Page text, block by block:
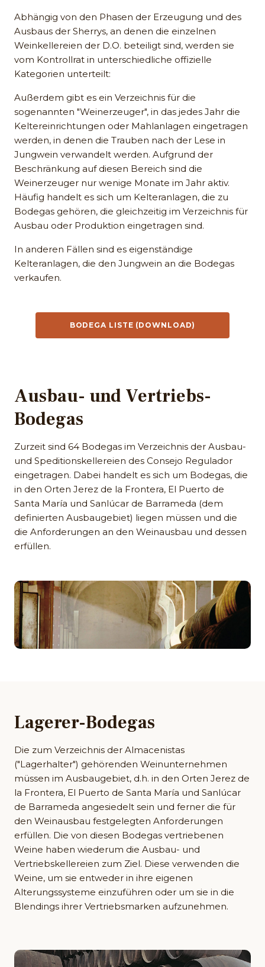
Abhängig von den Phasen der Erzeugung und des
Ausbaus der Sherrys, an denen die einzelnen
Weinkellereien der D.O. beteiligt sind, werden sie
vom Kontrollrat in unterschiedliche offizielle
Kategorien unterteilt:
Außerdem gibt es ein Verzeichnis für die
sogenannten "Weinerzeuger", in das jedes Jahr die
Keltereinrichtungen oder Mahlanlagen eingetragen
werden, in denen die Trauben nach der Lese in
Jungwein verwandelt werden. Aufgrund der
Beschränkung auf diesen Bereich sind die
Weinerzeuger nur wenige Monate im Jahr aktiv.
Häufig handelt es sich um Kelteranlagen, die zu
Bodegas gehören, die gleichzeitig im Verzeichnis für
Ausbau oder Produktion eingetragen sind.
In anderen Fällen sind es eigenständige
Kelteranlagen, die den Jungwein an die Bodegas
verkaufen.
BODEGA LISTE (DOWNLOAD)
Ausbau- und Vertriebs-
Bodegas
Zurzeit sind 64 Bodegas im Verzeichnis der Ausbau-
und Speditionskellereien des Consejo Regulador
eingetragen. Dabei handelt es sich um Bodegas, die
in den Orten Jerez de la Frontera, El Puerto de
Santa María und Sanlúcar de Barrameda (dem
definierten Ausbaugebiet) liegen müssen und die
die Anforderungen an den Weinausbau und dessen
erfüllen.
Lagerer-Bodegas
Die zum Verzeichnis der Almacenistas
("Lagerhalter") gehörenden Weinunternehmen
müssen im Ausbaugebiet, d.h. in den Orten Jerez de
la Frontera, El Puerto de Santa María und Sanlúcar
de Barrameda angesiedelt sein und ferner die für
den Weinausbau festgelegten Anforderungen
erfüllen. Die von diesen Bodegas vertriebenen
Weine haben wiederum die Ausbau- und
Vertriebskellereien zum Ziel. Diese verwenden die
Weine, um sie entweder in ihre eigenen
Alterungssysteme einzuführen oder um sie in die
Blendings ihrer Vertriebsmarken aufzunehmen.